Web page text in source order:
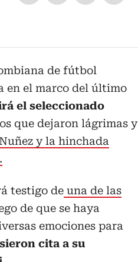
de fútbol
en el marco del último
el seleccionado
que dejaron lágrimas y
y la hinchada
testigo de una de las
de que se haya
emociones para
cita a su